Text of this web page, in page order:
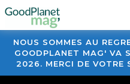
NOUS SOMMES AU
GOODPLANET MAG' VA
2026. MERCI DE VOTRE